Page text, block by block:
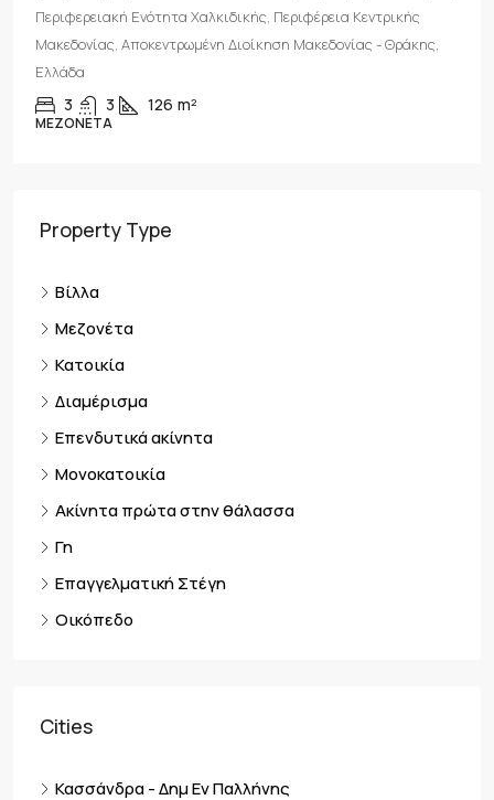
Περιφερειακή Ενότητα Χαλκιδικής, Περιφέρεια Κεντρικής
Μακεδονίας, Αποκεντρωμένη Διοίκηση Μακεδονίας - Θράκης,
Ελλάδα
3 3 126 m²
ΜΕΖΟΝΈΤΑ
Property Type
Βίλλα
Μεζονέτα
Κατοικία
Διαμέρισμα
Επενδυτικά ακίνητα
Μονοκατοικία
Ακίνητα πρώτα στην θάλασσα
Γη
Επαγγελματική Στέγη
Οικόπεδο
Cities
Κασσάνδρα - Δημ Εν Παλλήνης